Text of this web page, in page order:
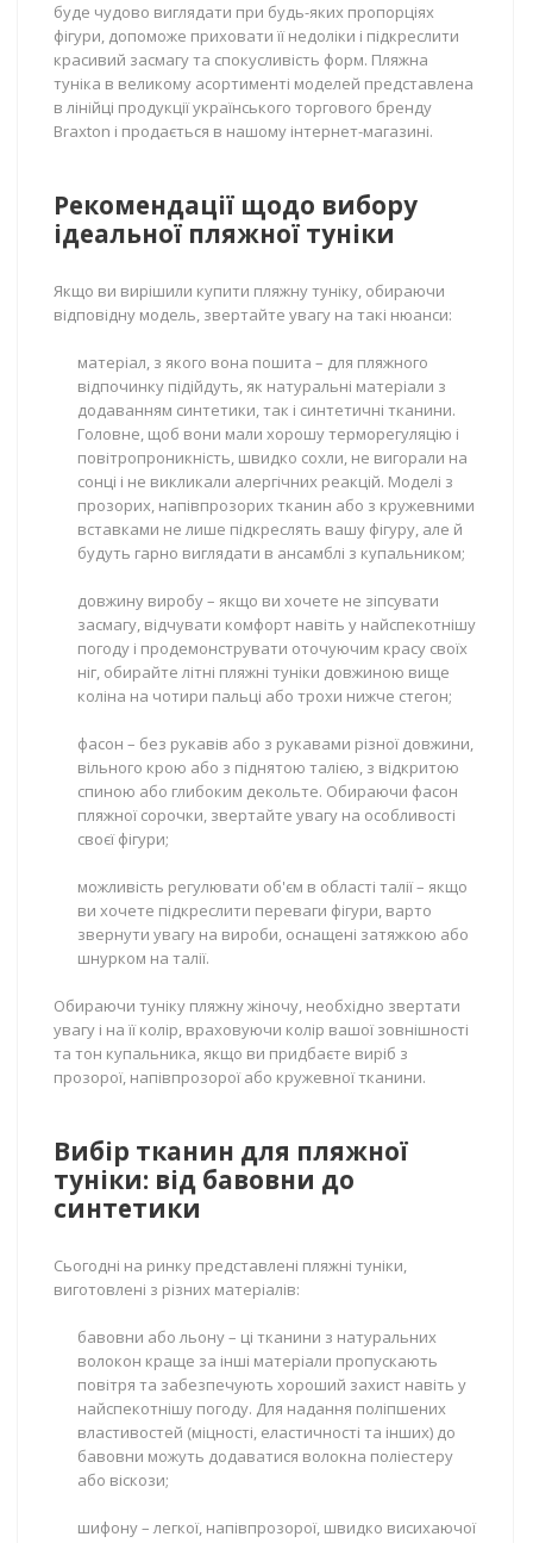
буде чудово виглядати при будь-яких пропорціях
фігури, допоможе приховати її недоліки і підкреслити
красивий засмагу та спокусливість форм. Пляжна
туніка в великому асортименті моделей представлена
в лінійці продукції українського торгового бренду
Braxton і продається в нашому інтернет-магазині.
Рекомендації щодо вибору
ідеальної пляжної туніки
Якщо ви вирішили купити пляжну туніку, обираючи
відповідну модель, звертайте увагу на такі нюанси:
матеріал, з якого вона пошита – для пляжного
відпочинку підійдуть, як натуральні матеріали з
додаванням синтетики, так і синтетичні тканини.
Головне, щоб вони мали хорошу терморегуляцію і
повітропроникність, швидко сохли, не вигорали на
сонці і не викликали алергічних реакцій. Моделі з
прозорих, напівпрозорих тканин або з кружевними
вставками не лише підкреслять вашу фігуру, але й
будуть гарно виглядати в ансамблі з купальником;
довжину виробу – якщо ви хочете не зіпсувати
засмагу, відчувати комфорт навіть у найспекотнішу
погоду і продемонструвати оточуючим красу своїх
ніг, обирайте літні пляжні туніки довжиною вище
коліна на чотири пальці або трохи нижче стегон;
фасон – без рукавів або з рукавами різної довжини,
вільного крою або з піднятою талією, з відкритою
спиною або глибоким декольте. Обираючи фасон
пляжної сорочки, звертайте увагу на особливості
своєї фігури;
можливість регулювати об'єм в області талії – якщо
ви хочете підкреслити переваги фігури, варто
звернути увагу на вироби, оснащені затяжкою або
шнурком на талії.
Обираючи туніку пляжну жіночу, необхідно звертати
увагу і на її колір, враховуючи колір вашої зовнішності
та тон купальника, якщо ви придбаєте виріб з
прозорої, напівпрозорої або кружевної тканини.
Вибір тканин для пляжної
туніки: від бавовни до
синтетики
Сьогодні на ринку представлені пляжні туніки,
виготовлені з різних матеріалів:
бавовни або льону – ці тканини з натуральних
волокон краще за інші матеріали пропускають
повітря та забезпечують хороший захист навіть у
найспекотнішу погоду. Для надання поліпшених
властивостей (міцності, еластичності та інших) до
бавовни можуть додаватися волокна поліестеру
або віскози;
шифону – легкої, напівпрозорої, швидко висихаючої